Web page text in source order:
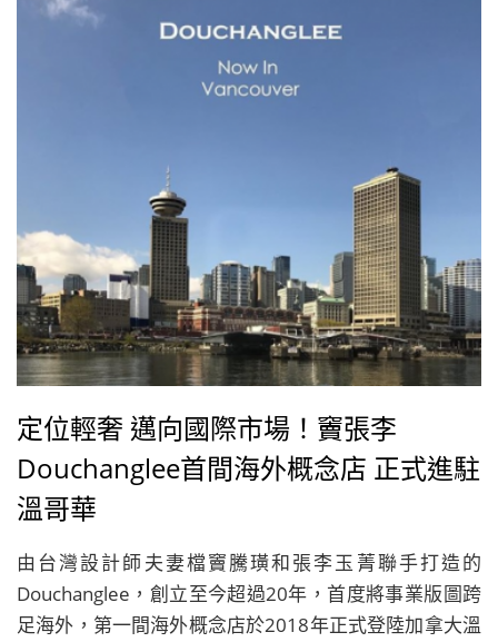
定位輕奢 邁向國際市場！竇張李
Douchanglee首間海外概念店 正式進駐
溫哥華
由台灣設計師夫妻檔竇騰璜和張李玉菁聯手打造的
Douchanglee，創立至今超過20年，首度將事業版圖跨
足海外，第一間海外概念店於2018年正式登陸加拿大溫